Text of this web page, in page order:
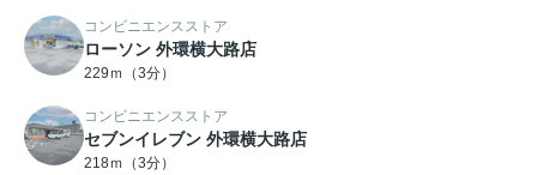
コンビニエンスストア
ローソン 外環横大路店
229ｍ（3分）
コンビニエンスストア
セブンイレブン 外環横大路店
218ｍ（3分）